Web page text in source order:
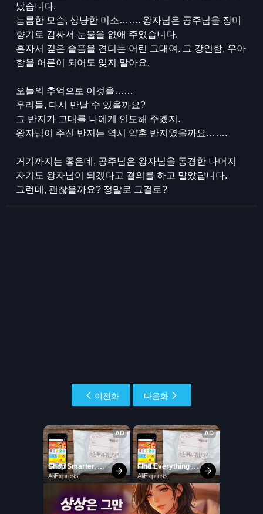
났습니다.
늠름한 모습, 상냥한 미소……. 왕자님은 공주님을 장미
향기로 감싸서 눈물을 없애 주었습니다.
혼자서 깊은 슬픔을 견디는 어린 그대여. 그 강인함, 우아
함을 어른이 되어도 잊지 말아요.
오늘의 추억으로 이것을……
우리들, 다시 만날 수 있을까요?
그 반지가 그대를 나에게 인도해 주겠지.
왕자님이 주신 반지는 역시 약혼 반지였을까요…….
거기까지는 좋은데, 공주님은 왕자님을 동경한 나머지
자기도 왕자님이 되겠다고 결의를 하고 말았답니다.
그런데, 괜찮을까요? 정말로 그걸로?
이전화 다음화